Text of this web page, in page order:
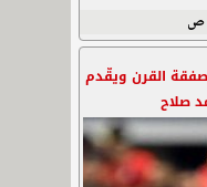
القرن ويقّدم
صلاح